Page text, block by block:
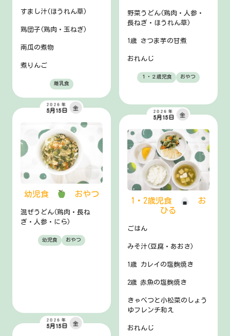
すまし汁(ほうれん草)
鶏団子(鶏肉・玉ねぎ)
南瓜の煮物
煮りんご
離乳食
野菜うどん(鶏肉・人参・
長ねぎ・ほうれん草)
1歳 さつま芋の甘煮
おれんじ
１・２歳児食 おやつ
幼児食 おやつ
2026年
5月15日
金
混ぜうどん(鶏肉・長ね
ぎ・人参・にら)
幼児食 おやつ
1・2歳児食
お
ひる
2026年
5月15日
金
ごはん
みそ汁(豆腐・あおさ)
1歳 カレイの塩麴焼き
2歳 赤魚の塩麴焼き
きゃべつと小松菜のしょう
ゆフレンチ和え
おれんじ
2026年
5月15日
金